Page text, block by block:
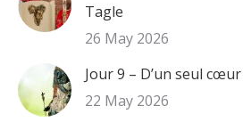
Tagle
26 May 2026
Jour 9 – D’un seul
22 May 2026